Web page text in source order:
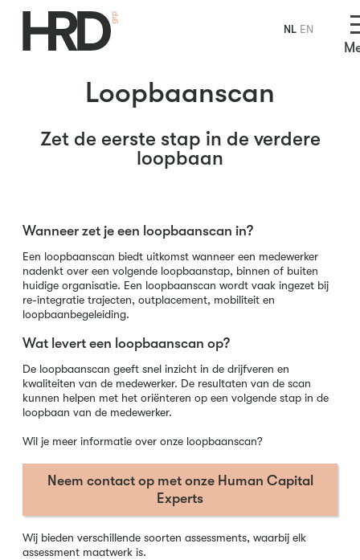
Loopbaanscan
Zet de eerste stap in de verdere
loopbaan
Wanneer zet je een loopbaanscan in?
Een loopbaanscan biedt uitkomst wanneer een medewerker
nadenkt over een volgende loopbaanstap, binnen of buiten
huidige organisatie. Een loopbaanscan wordt vaak ingezet bij
re-integratie trajecten, outplacement, mobiliteit en
loopbaanbegeleiding.
Wat levert een loopbaanscan op?
De loopbaanscan geeft snel inzicht in de drijfveren en
kwaliteiten van de medewerker. De resultaten van de scan
kunnen helpen met het oriënteren op een volgende stap in de
loopbaan van de medewerker.
Wil je meer informatie over onze loopbaanscan?
Neem contact op met onze Human Capital
Experts
Wij bieden verschillende soorten assessments, waarbij elk
assessment maatwerk is.
NL EN